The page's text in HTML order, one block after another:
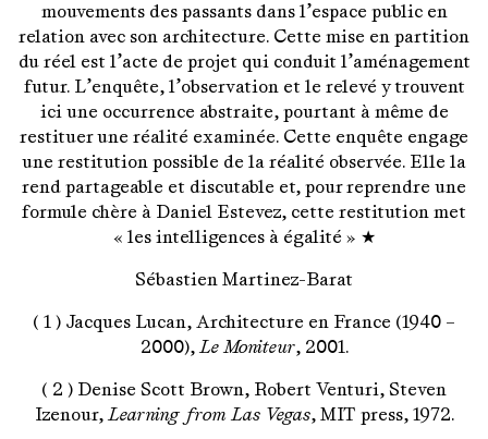
mouvements des passants dans l’espace public en
relation avec son architecture. Cette mise en partition
du réel est l’acte de projet qui conduit l’aménagement
futur. L’enquête, l’observation et le relevé y trouvent
ici une occurrence abstraite, pourtant à même de
restituer une réalité examinée. Cette enquête engage
une restitution possible de la réalité observée. Elle la
rend partageable et discutable et, pour reprendre une
formule chère à Daniel Estevez, cette restitution met
« les intelligences à égalité » ★
Sébastien Martinez-Barat
( 1 ) Jacques Lucan, Architecture en France (1940 –
2000),Le Moniteur, 2001.
( 2 ) Denise Scott Brown, Robert Venturi, Steven
Izenour,Learning from Las Vegas, MIT press, 1972.